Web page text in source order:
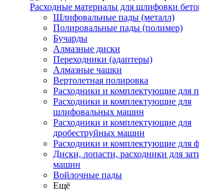
Расходные материалы для шлифовки
Шлифовальные пады (металл)
Полировальные пады (полимер)
Бучарды
Алмазные диски
Переходники (адаптеры)
Алмазные чашки
Вертолетная полировка
Расходники и комплектующие для
Расходники и комплектующие для
шлифовальных машин
Расходники и комплектующие для
дробеструйных машин
Расходники и комплектующие для
Диски, лопасти, расходники для
машин
Войлочные пады
Ещё